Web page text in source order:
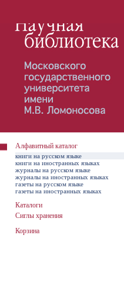
Алфавитный каталог
книги на русском языке
книги на иностранных языках
журналы на русском языке
журналы на иностранных языках
газеты на русском языке
газеты на иностранных языках
Каталоги
Сиглы хранения
Корзина